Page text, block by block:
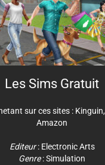
Les Sims Gratuit
sur ces sites : Kinguin,
Amazon
Editeur: Electronic Arts
Genre:Simulation